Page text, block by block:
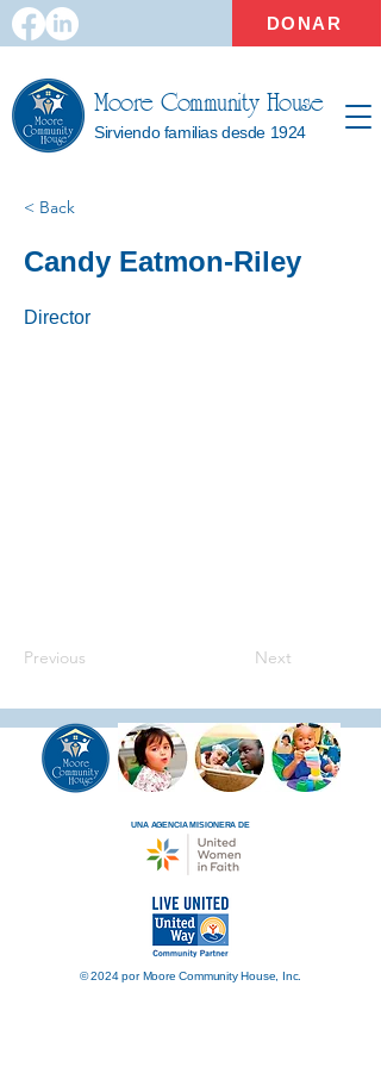
DONAR
Moore Community House
Sirviendo familias desde 1924
< Back
Candy Eatmon-Riley
Director
Previous Next
UNA AGENCIA MISIONERA DE
© 2024 por Moore Community House, Inc.